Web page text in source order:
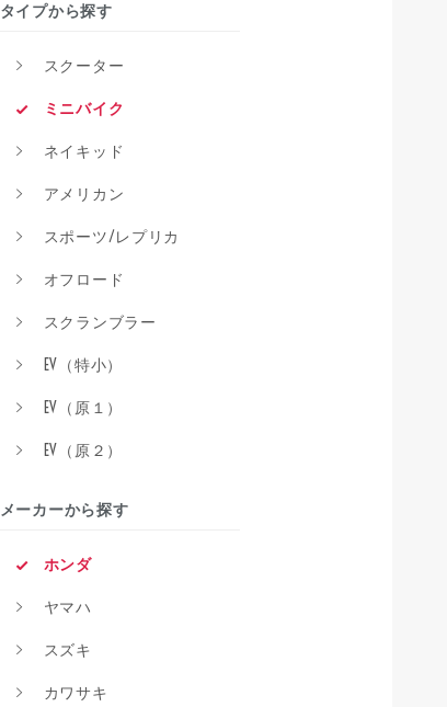
タイプから探す
スクーター
ミニバイク
ネイキッド
アメリカン
スポーツ/レプリカ
オフロード
スクランブラー
EV（特小）
EV（原１）
EV（原２）
メーカーから探す
ホンダ
ヤマハ
スズキ
カワサキ